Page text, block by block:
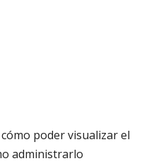
poder visualizar el
administrarlo